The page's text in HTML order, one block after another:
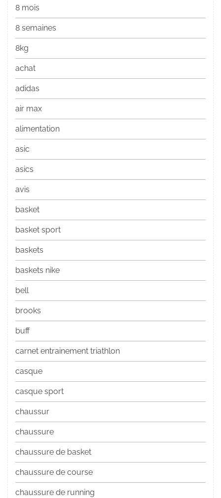
8 mois
8 semaines
8kg
achat
adidas
air max
alimentation
asic
asics
avis
basket
basket sport
baskets
baskets nike
bell
brooks
buff
carnet entrainement triathlon
casque
casque sport
chaussur
chaussure
chaussure de basket
chaussure de course
chaussure de running